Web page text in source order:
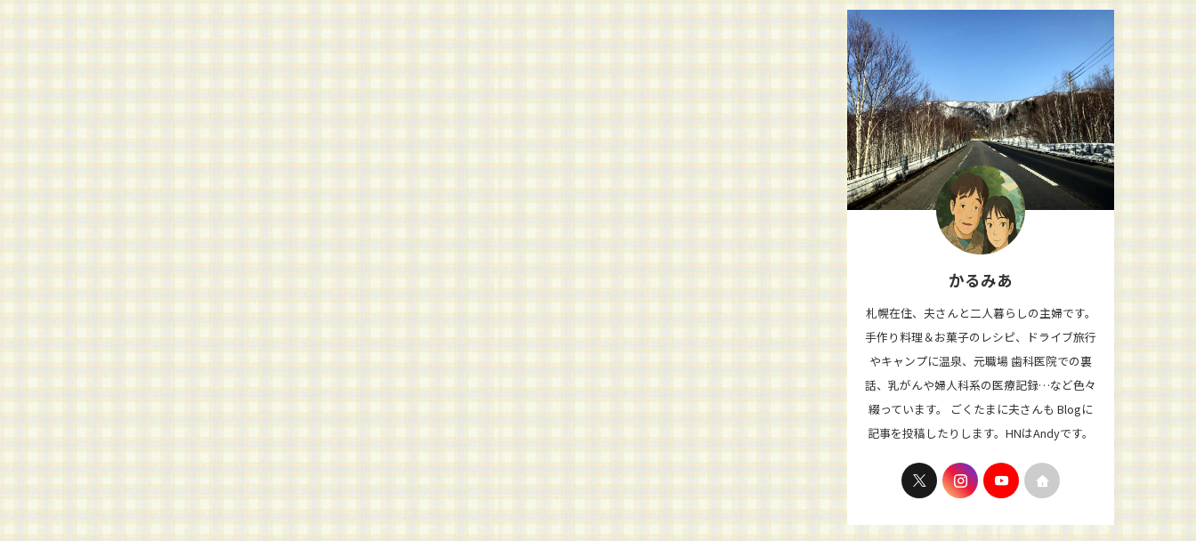
かるみあ
札幌在住、夫さんと二人暮らしの主婦です。
手作り料理＆お菓子のレシピ、ドライブ旅行
やキャンプに温泉、元職場 歯科医院での裏
話、乳がんや婦人科系の医療記録…など色々
綴っています。 ごくたまに夫さんも Blogに
記事を投稿したりします。HNはAndyです。